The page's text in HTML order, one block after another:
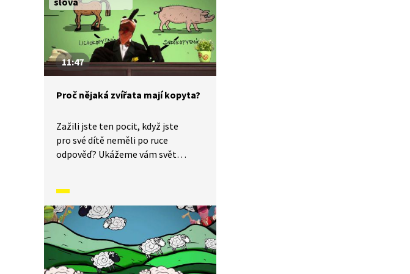
11:47
Proč nějaká zvířata mají kopyta?
Zažili jste ten pocit, když jste
pro své dítě neměli po ruce
odpověď? Ukážeme vám svět
kopyta?